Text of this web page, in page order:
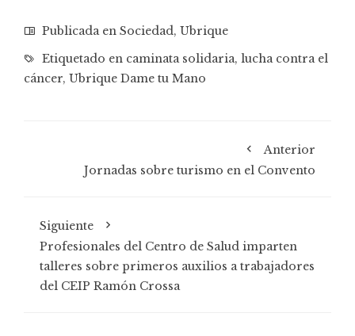
Publicada en Sociedad, Ubrique
Etiquetado en caminata solidaria, lucha contra el
cáncer, Ubrique Dame tu Mano
Anterior
Jornadas sobre turismo en el Convento
Siguiente
Profesionales del Centro de Salud imparten
talleres sobre primeros auxilios a trabajadores
del CEIP Ramón Crossa